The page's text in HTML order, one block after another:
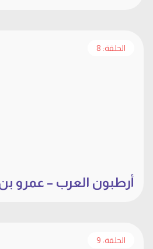
الحلقة: 8
أرطبون العرب – عمرو
الحلقة: 9